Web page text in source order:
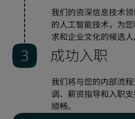
我们的资深信息技术
的人工智能技术，为
求和企业文化的候选人
成功入职
我们将与您的内部流
调、薪资指导和入职
顺畅。